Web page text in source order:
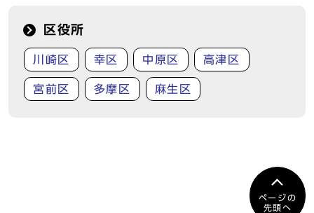
区役所
川崎区 幸区 中原区 高津区
宮前区 多摩区 麻生区
ページの
先頭へ